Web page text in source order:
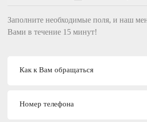
Заполните необходимые поля, и наш
Вами в течение 15 минут!
Как к Вам обращаться
Номер телефона